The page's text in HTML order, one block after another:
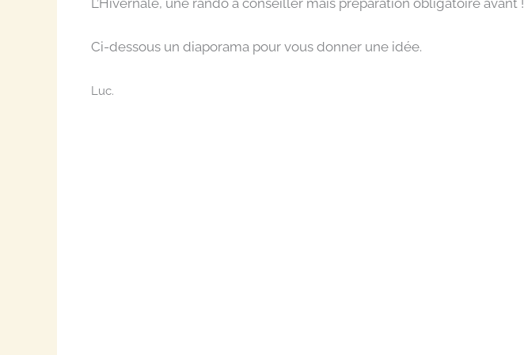
L’Hivernale, une rando à conseiller mais préparation obligatoire avant !
Ci-dessous un diaporama pour vous donner une idée.
Luc.